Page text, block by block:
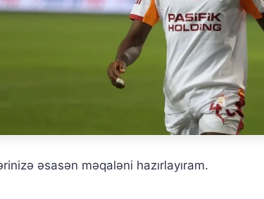
əsasən məqaləni hazırlayıram.